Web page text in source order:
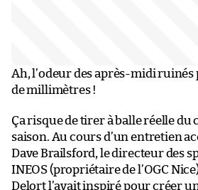
Ah, l’odeur des après-midi
de millimètres !
Ça risque de tirer à balle réelle du
saison. Au cours d’un entretien
Dave Brailsford, le directeur des
INEOS (propriétaire de l’OGC
Delort l’avait inspiré pour créer